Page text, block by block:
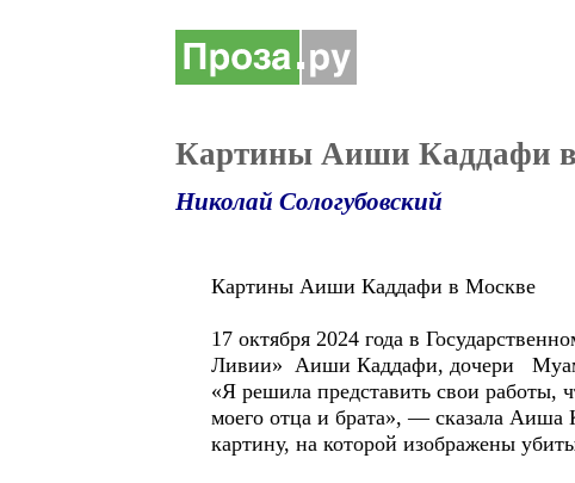
Картины Аиши Каддафи в
Николай Сологубовский
Картины Аиши Каддафи в Москве
17 октября 2024 года в
Ливии» Аиши Каддафи, дочери
«Я решила представить свои работы,
моего отца и брата», — сказала
картину, на которой изображены